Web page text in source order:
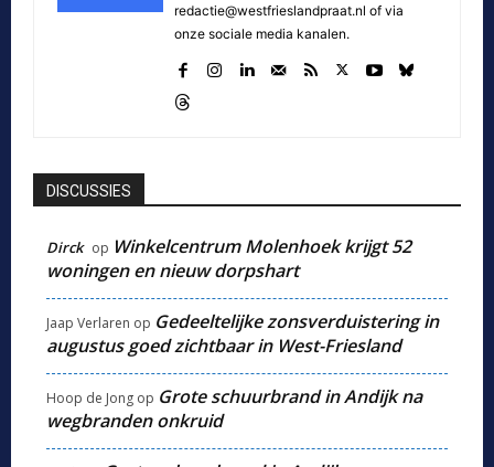
redactie@westfrieslandpraat.nl of via
onze sociale media kanalen.
DISCUSSIES
Dirck op Winkelcentrum Molenhoek krijgt 52
woningen en nieuw dorpshart
Jaap Verlaren op Gedeeltelijke zonsverduistering in
augustus goed zichtbaar in West-Friesland
Hoop de Jong op Grote schuurbrand in Andijk na
wegbranden onkruid